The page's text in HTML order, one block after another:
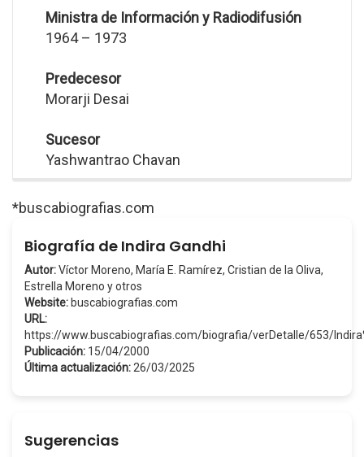
Ministra de Información y Radiodifusión
1964 – 1973
Predecesor
Morarji Desai
Sucesor
Yashwantrao Chavan
*buscabiografias.com
Biografía de Indira Gandhi
Autor:Víctor Moreno, María E. Ramírez, Cristian de la Oliva,
Estrella Moreno y otros
Website: buscabiografias.com
URL:
https://www.buscabiografias.com/biografia/verDetalle/653/
Publicación: 15/04/2000
Última actualización: 26/03/2025
Sugerencias